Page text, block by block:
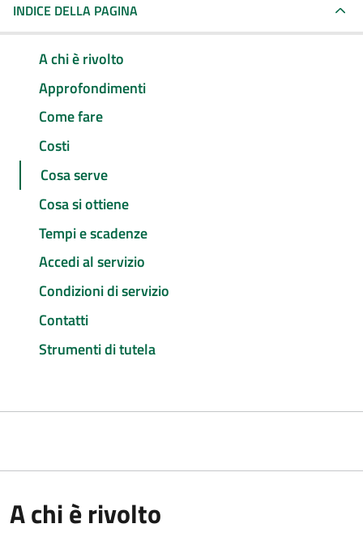
INDICE DELLA PAGINA
A chi è rivolto
Approfondimenti
Come fare
Costi
Cosa serve
Cosa si ottiene
Tempi e scadenze
Accedi al servizio
Condizioni di servizio
Contatti
Strumenti di tutela
A chi è rivolto